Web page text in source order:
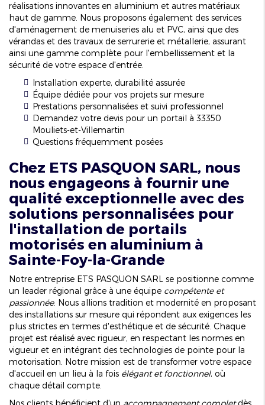
réalisations innovantes en aluminium et autres matériaux
haut de gamme. Nous proposons également des services
d'aménagement de menuiseries alu et PVC, ainsi que des
vérandas et des travaux de serrurerie et métallerie, assurant
ainsi une gamme complète pour l'embellissement et la
sécurité de votre espace d'entrée.
Installation experte, durabilité assurée
Équipe dédiée pour vos projets sur mesure
Prestations personnalisées et suivi professionnel
Demandez votre devis pour un portail à 33350
Mouliets-et-Villemartin
Questions fréquemment posées
Chez ETS PASQUON SARL, nous
nous engageons à fournir une
qualité exceptionnelle avec des
solutions personnalisées pour
l'installation de portails
motorisés en aluminium à
Sainte-Foy-la-Grande
Notre entreprise ETS PASQUON SARL se positionne comme
un leader régional grâce à une équipe compétente et
passionnée. Nous allions tradition et modernité en proposant
des installations sur mesure qui répondent aux exigences les
plus strictes en termes d'esthétique et de sécurité. Chaque
projet est réalisé avec rigueur, en respectant les normes en
vigueur et en intégrant des technologies de pointe pour la
motorisation. Notre mission est de transformer votre espace
d'accueil en un lieu à la fois élégant et fonctionnel, où
chaque détail compte.
Nos clients bénéficient d'un accompagnement completdès